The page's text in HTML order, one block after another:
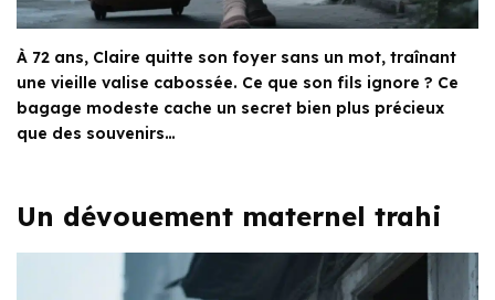
À 72 ans, Claire quitte son foyer sans un mot, traînant
une vieille valise cabossée. Ce que son fils ignore ? Ce
bagage modeste cache un secret bien plus précieux
que des souvenirs…
Un dévouement maternel trahi